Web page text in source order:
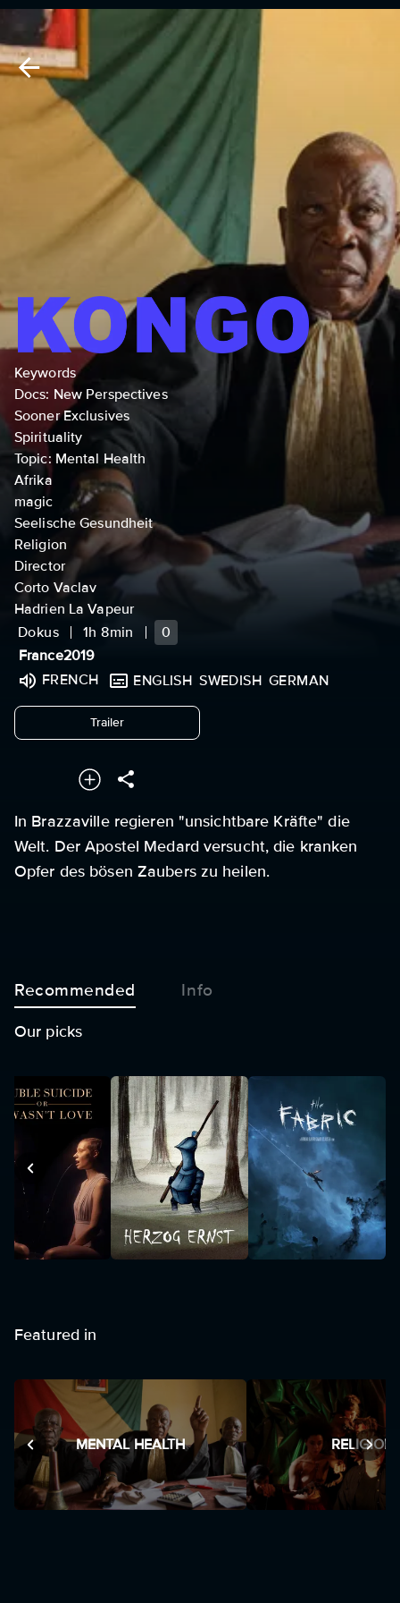
Keywords
Docs: New Perspectives
Sooner Exclusives
Spirituality
Topic: Mental Health
Afrika
magic
Seelische Gesundheit
Religion
Director
Corto Vaclav
Hadrien La Vapeur
Dokus
1h 8min
0
France2019
FRENCH
ENGLISH SWEDISH GERMAN
Trailerundefined
In Brazzaville regieren "unsichtbare Kräfte" die
Welt. Der Apostel Medard versucht, die kranken
Opfer des bösen Zaubers zu heilen.
Recommended Info
Our picks
Featured in
MENTAL HEALTH RELIGION